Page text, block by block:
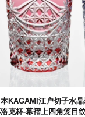
本KAGAMI江户切子水
克杯-幕褶上四角笼目